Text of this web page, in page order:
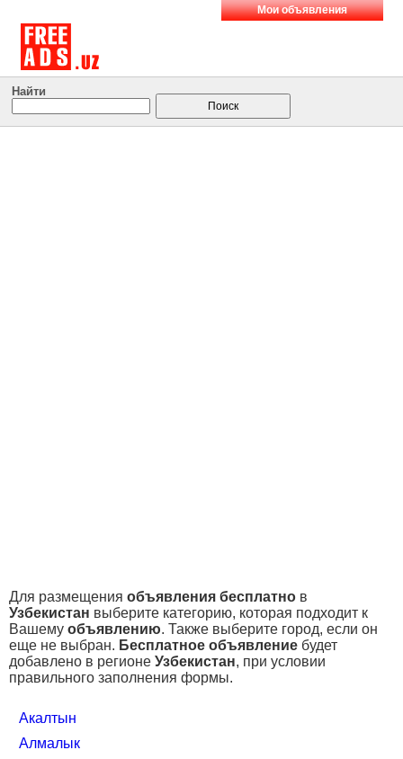
Мои объявления
Найти
Для размещения объявления бесплатно в
Узбекистан выберите категорию, которая подходит к
Вашему объявлению. Также выберите город, если он
еще не выбран. Бесплатное объявление будет
добавлено в регионе Узбекистан, при условии
правильного заполнения формы.
Акалтын
Алмалык